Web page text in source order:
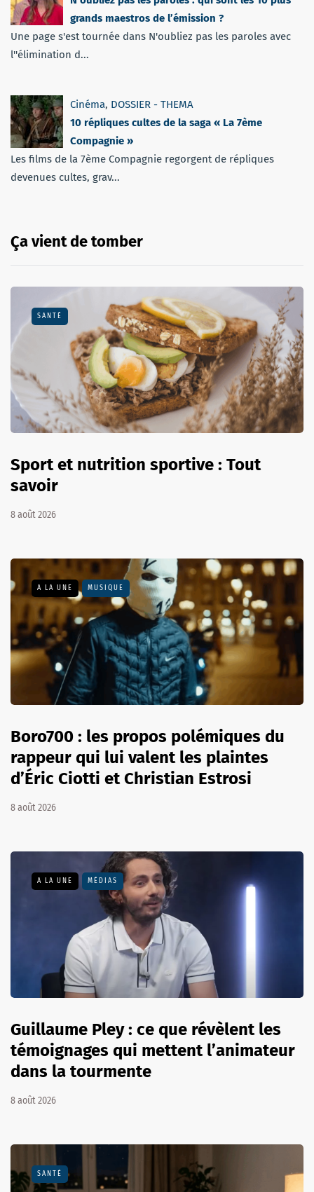
grands maestros de l’émission ?
Une page s'est tournée dans N'oubliez pas les paroles avec
l''élimination d...
Cinéma, DOSSIER - THEMA
10 répliques cultes de la saga « La 7ème
Compagnie »
Les films de la 7ème Compagnie regorgent de répliques
devenues cultes, grav...
Ça vient de tomber
SANTÉ
Sport et nutrition sportive : Tout
savoir
8 août 2026
A LA UNE MUSIQUE
Boro700 : les propos polémiques du
rappeur qui lui valent les plaintes
d’Éric Ciotti et Christian Estrosi
8 août 2026
A LA UNE MÉDIAS
Guillaume Pley : ce que révèlent les
témoignages qui mettent l’animateur
dans la tourmente
8 août 2026
SANTÉ